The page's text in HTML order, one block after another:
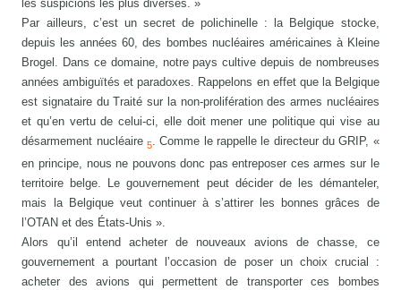
les suspicions les plus diverses. »
Par ailleurs, c’est un secret de polichinelle : la Belgique stocke,
depuis les années 60, des bombes nucléaires américaines à Kleine
Brogel. Dans ce domaine, notre pays cultive depuis de nombreuses
années ambiguïtés et paradoxes. Rappelons en effet que la Belgique
est signataire du Traité sur la non-prolifération des armes nucléaires
et qu’en vertu de celui-ci, elle doit mener une politique qui vise au
désarmement nucléaire5
. Comme le rappelle le directeur du GRIP, «
en principe, nous ne pouvons donc pas entreposer ces armes sur le
territoire belge. Le gouvernement peut décider de les démanteler,
mais la Belgique veut continuer à s’attirer les bonnes grâces de
l’OTAN et des États-Unis ».
Alors qu’il entend acheter de nouveaux avions de chasse, ce
gouvernement a pourtant l’occasion de poser un choix crucial :
acheter des avions qui permettent de transporter ces bombes